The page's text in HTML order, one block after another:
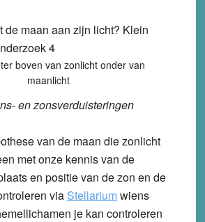
boven van zonlicht onder van
maanlicht
en zonsverduisteringen
van de maan die zonlicht
met onze kennis van de
en positie van de zon en de
via Stellariumwiens
je kan controleren